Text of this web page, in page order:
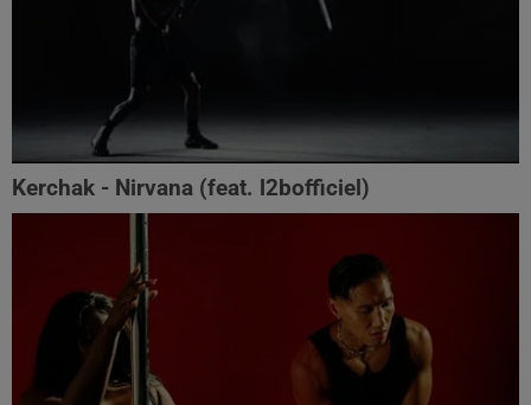
Kerchak - Nirvana (feat. ‪l2bofficiel‬)